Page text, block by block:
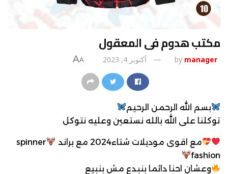
مكتب هدوم فى المعقول
by manager أكتوبر 4, 2023 A
A
بسم الله الرحمن الرحيم
توكلنا على الله بالله نستعين وعليه نتوكل
مع اقوى موديلات شتاء2024 مع براند
spinner
fashion
وعشان احنا دائما بنبدع مش بنبيع